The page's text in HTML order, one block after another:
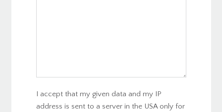
I accept that my given data and my IP
address is sent to a server in the USA only for